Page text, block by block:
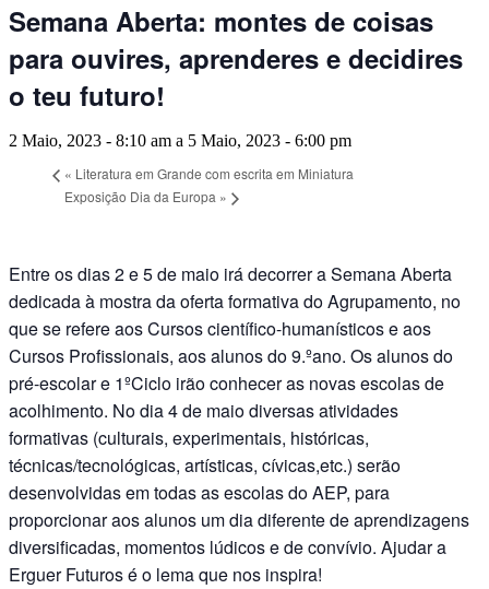
Semana Aberta: montes de coisas
para ouvires, aprenderes e decidires
o teu futuro!
2 Maio, 2023 - 8:10 am a 5 Maio, 2023 - 6:00 pm
« Literatura em Grande com escrita em Miniatura
Exposição Dia da Europa »
Entre os dias 2 e 5 de maio irá decorrer a Semana Aberta
dedicada à mostra da oferta formativa do Agrupamento, no
que se refere aos Cursos científico-humanísticos e aos
Cursos Profissionais, aos alunos do 9.ºano. Os alunos do
pré-escolar e 1ºCiclo irão conhecer as novas escolas de
acolhimento. No dia 4 de maio diversas atividades
formativas (culturais, experimentais, históricas,
técnicas/tecnológicas, artísticas, cívicas,etc.) serão
desenvolvidas em todas as escolas do AEP, para
proporcionar aos alunos um dia diferente de aprendizagens
diversificadas, momentos lúdicos e de convívio. Ajudar a
Erguer Futuros é o lema que nos inspira!